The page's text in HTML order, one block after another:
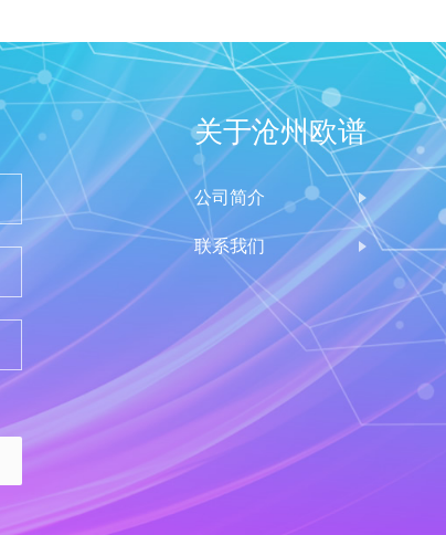
关于沧州欧谱
公司简介
联系我们